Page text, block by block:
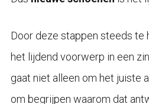
Door deze stappen steeds te
het lijdend voorwerp in een
gaat niet alleen om het juiste
om begrijpen waarom dat